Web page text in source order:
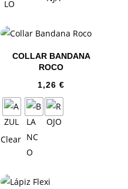
COLLAR BANDANA
ROCO
1,26€
Clear